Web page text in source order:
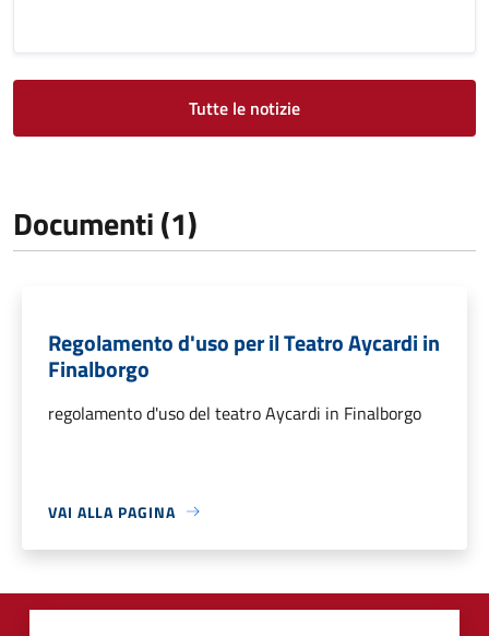
Tutte le notizie
Documenti (1)
Regolamento d'uso per il Teatro Aycardi in
Finalborgo
regolamento d'uso del teatro Aycardi in Finalborgo
VAI ALLA PAGINA